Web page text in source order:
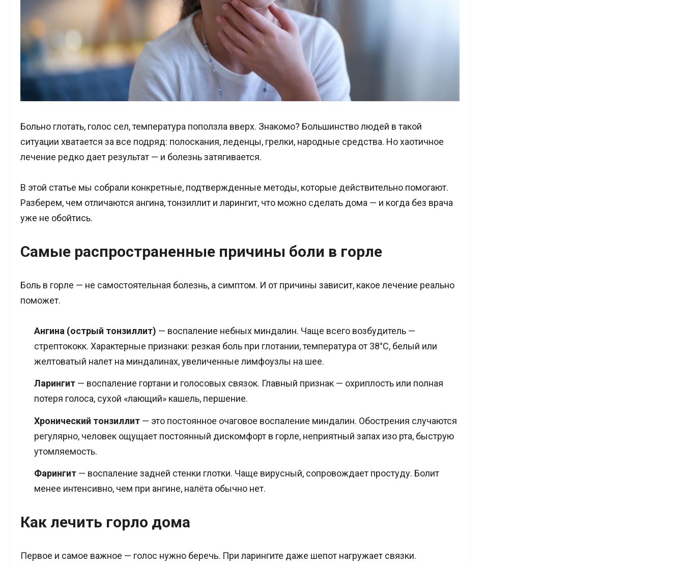
Больно глотать, голос сел, температура поползла вверх. Знакомо? Большинство людей в такой
ситуации хватается за все подряд: полоскания, леденцы, грелки, народные средства. Но хаотичное
лечение редко дает результат — и болезнь затягивается.
В этой статье мы собрали конкретные, подтвержденные методы, которые действительно помогают.
Разберем, чем отличаются ангина, тонзиллит и ларингит, что можно сделать дома — и когда без врача
уже не обойтись.
Самые распространенные причины боли в горле
Боль в горле — не самостоятельная болезнь, а симптом. И от причины зависит, какое лечение реально
поможет.
Ангина (острый тонзиллит) — воспаление небных миндалин. Чаще всего возбудитель —
стрептококк. Характерные признаки: резкая боль при глотании, температура от 38°C, белый или
желтоватый налет на миндалинах, увеличенные лимфоузлы на шее.
Ларингит — воспаление гортани и голосовых связок. Главный признак — охриплость или полная
потеря голоса, сухой «лающий» кашель, першение.
Хронический тонзиллит — это постоянное очаговое воспаление миндалин. Обострения случаются
регулярно, человек ощущает постоянный дискомфорт в горле, неприятный запах изо рта, быструю
утомляемость.
Фарингит — воспаление задней стенки глотки. Чаще вирусный, сопровождает простуду. Болит
менее интенсивно, чем при ангине, налёта обычно нет.
Как лечить горло дома
Первое и самое важное — голос нужно беречь. При ларингите даже шепот нагружает связки.